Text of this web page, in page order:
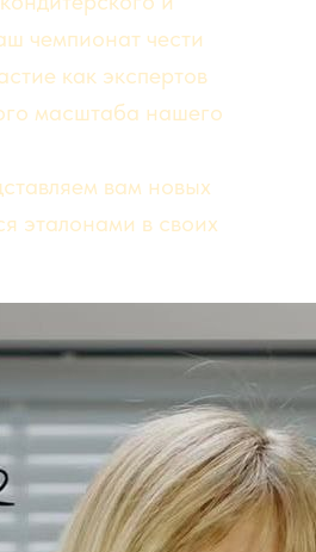
чемпионат чести
как экспертов
масштаба нашего
вам новых
эталонами в своих